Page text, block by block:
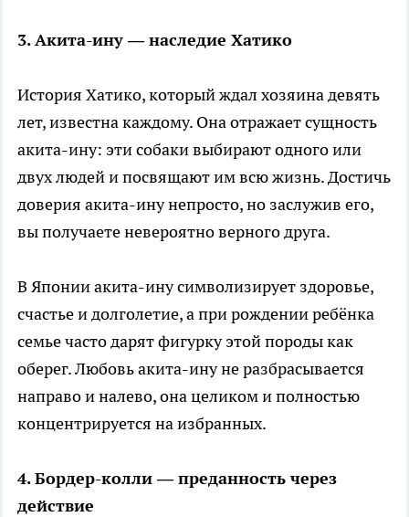
3. Акита-ину — наследие Хатико
История Хатико, который ждал хозяина девять
лет, известна каждому. Она отражает сущность
акита-ину: эти собаки выбирают одного или
двух людей и посвящают им всю жизнь. Достичь
доверия акита-ину непросто, но заслужив его,
вы получаете невероятно верного друга.
В Японии акита-ину символизирует здоровье,
счастье и долголетие, а при рождении ребёнка
семье часто дарят фигурку этой породы как
оберег. Любовь акита-ину не разбрасывается
направо и налево, она целиком и полностью
концентрируется на избранных.
4. Бордер-колли — преданность через
действие